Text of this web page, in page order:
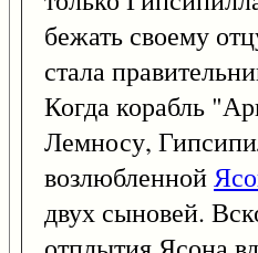
бежать своему
стала
Когда корабль
Лемносу,
возлюбленной
двух сыновей.